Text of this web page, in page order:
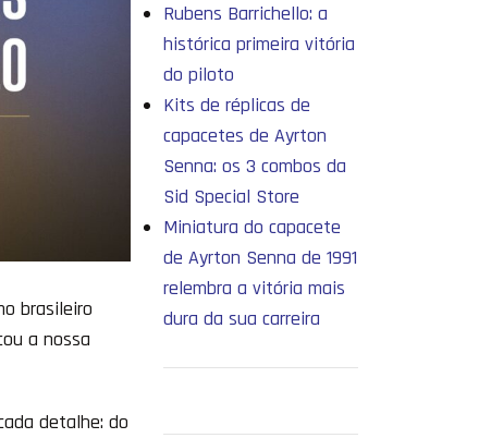
brasileiro
a nossa
detalhe: do
Rubens Barrichello: a
histórica primeira vitória
do piloto
Kits de réplicas de
capacetes de Ayrton
Senna: os 3 combos da
Sid Special Store
Miniatura do capacete
de Ayrton Senna de 1991
relembra a vitória mais
dura da sua carreira